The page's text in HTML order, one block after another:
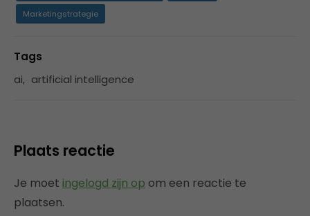
Marketingstrategie
Tags
ai, artificial intelligence
Plaats reactie
Je moet ingelogd zijn op om een reactie te
plaatsen.